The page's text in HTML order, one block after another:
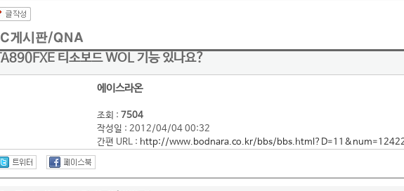
TA890FXE 티소보드 WOL 기능 있나요?
에이스라온
조회 : 7504
작성일 : 2012/04/04 00:32
간편 URL : http://www.bodnara.co.kr/bbs/